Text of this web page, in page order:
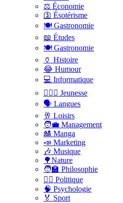
⚖️ Économie
🛐 Ésotérisme
🍽️ Gastronomie
📖 Études
🍽️ Gastronomie
🏺 Histoire
😂 Humour
💻 Informatique
🤸🏽‍♀️ Jeunesse
🗣 Langues
🥂 Loisirs
🧑‍💼 Management
🎎 Manga
📣 Marketing
🎶 Musique
🌳Nature
🧑‍🏫 Philosophie
👨‍⚖️ Politique
🧠 Psychologie
🏅 Sport